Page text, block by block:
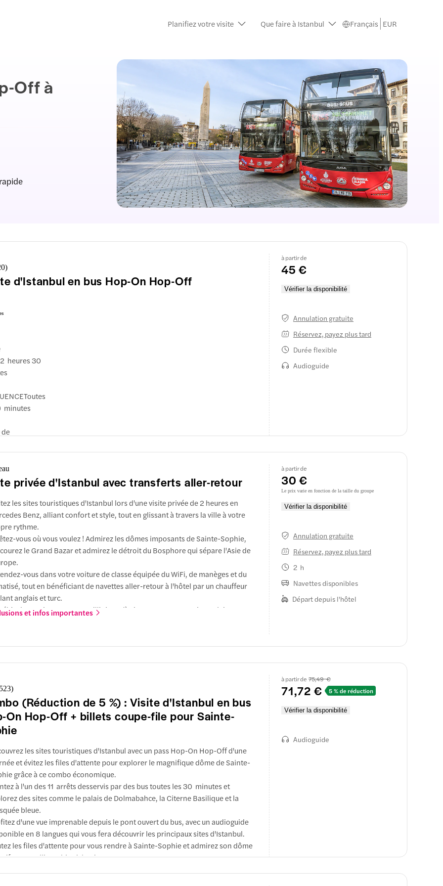
Planifiez votre visite Que faire à Istanbul Français EUR
Off à
)
d'Istanbul en bus Hop-On Hop-Off
à partir de
45 €
Vérifier la disponibilité
Annulation gratuite
Réservez, payez plus tard
Durée flexible
Audioguide
2 heures 30
Toutes
minutes
Sultanahmet
Sultanahmet
à pied
Sophie
à pied
s'y rendre
à pied
Galata
à pied
s'y rendre
privée d'Istanbul avec transferts aller-retour
à partir de
30 €
Le prix varie en fonction de la taille du groupe
Vérifier la disponibilité
Annulation gratuite
Réservez, payez plus tard
2 h
Navettes disponibles
Départ depuis l'hôtel
les sites touristiques d'Istanbul lors d'une visite privée de 2 heures en
Benz, alliant confort et style, tout en glissant à travers la ville à votre
rythme.
vous où vous voulez ! Admirez les dômes imposants de Sainte-Sophie,
le Grand Bazar et admirez le détroit du Bosphore qui sépare l'Asie de
vous dans votre voiture de classe équipée du WiFi, de manèges et du
tout en bénéficiant de navettes aller-retour à l'hôtel par un chauffeur
anglais et turc.
spacieux peut accueillir jusqu'à six personnes, ce qui vous laisse
et infos importantes
)
(Réduction de 5 %) : Visite d'Istanbul en bus
On Hop-Off + billets coupe-file pour Sainte-
à partir de 75,49 €
71,72 € 5 % de réduction
Vérifier la disponibilité
Audioguide
les sites touristiques d'Istanbul avec un pass Hop-On Hop-Off d'une
et évitez les files d'attente pour explorer le magnifique dôme de Sainte-
grâce à ce combo économique.
à l'un des 11 arrêts desservis par des bus toutes les 30 minutes et
des sites comme le palais de Dolmabahce, la Citerne Basilique et la
bleue.
d'une vue imprenable depuis le pont ouvert du bus, avec un audioguide
en 8 langues qui vous fera découvrir les principaux sites d'Istanbul.
les files d'attente pour vous rendre à Sainte-Sophie et admirez son dôme
et ses calligraphies islamiques.
et infos importantes